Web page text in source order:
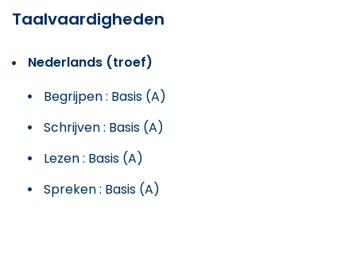
Taalvaardigheden
Nederlands (troef)
Begrijpen : Basis (A)
Schrijven : Basis (A)
Lezen : Basis (A)
Spreken : Basis (A)